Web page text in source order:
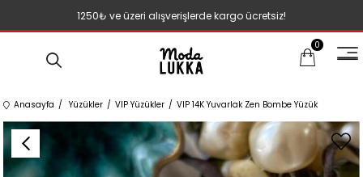
1250₺ ve üzeri alışverişlerde kargo ücretsiz!
0
Anasayfa Yüzükler VIP Yüzükler VIP 14K Yuvarlak Zen Bombe Yüzük